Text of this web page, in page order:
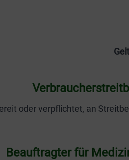
oder verpflichtet, an
Beauftragter für